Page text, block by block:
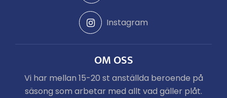
Instagram
OM OSS
Vi har mellan 15-20 st anställda beroende på
säsong som arbetar med allt vad gäller plåt.